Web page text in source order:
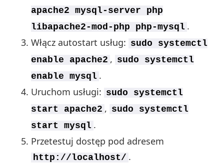
apache2 mysql-server php
libapache2-mod-php php-mysql .
Włącz autostart usług: sudo systemctl
enable apache2 , sudo systemctl
enable mysql .
Uruchom usługi: sudo systemctl
start apache2 , sudo systemctl
start mysql .
Przetestuj dostęp pod adresem
http://localhost/ .